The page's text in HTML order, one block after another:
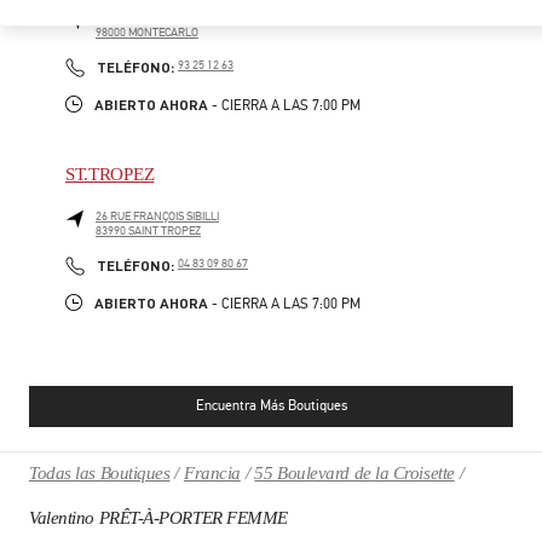
98000MONTECARLO
TELÉFONO: PHONE
93 25 12 63
ABIERTO AHORA - CIERRA A LAS 7:00 PM
ST.TROPEZ
26 RUE FRANÇOIS SIBILLI
83990SAINT TROPEZ
TELÉFONO: PHONE
04 83 09 80 67
ABIERTO AHORA - CIERRA A LAS 7:00 PM
Encuentra Más Boutiques
Todas las Boutiques Francia 55 Boulevard de la Croisette
Valentino PRÊT-À-PORTER FEMME